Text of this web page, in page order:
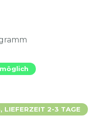
LIEFERZEIT 2-3 TAGE